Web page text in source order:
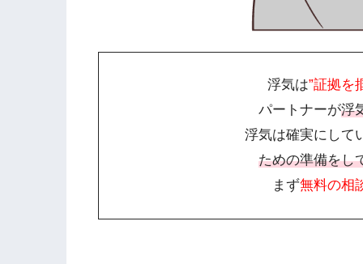
浮気は”証拠を
パートナーが浮
浮気は確実にして
ための準備をし
まず無料の相